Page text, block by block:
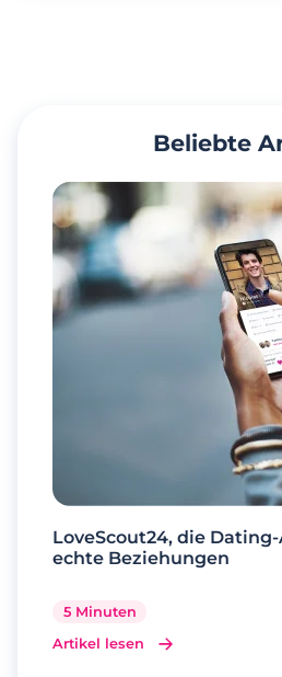
Beliebte
LoveScout24, die
echte Beziehungen
5 Minuten
Artikel lesen